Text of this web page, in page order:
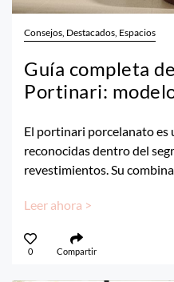
Consejos, Destacados, Espacios
Guía completa
Portinari:
El portinari porcelanato es
reconocidas dentro del
revestimientos. Su
Leer ahora >
0 Compartir